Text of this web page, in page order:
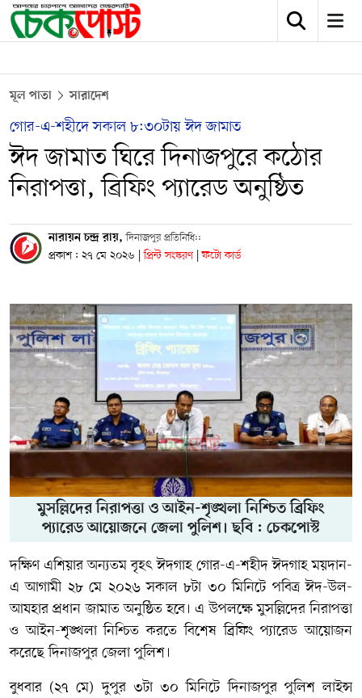
মূল পাতা সারাদেশ
গোর-এ-শহীদে সকাল ৮:৩০টায় ঈদ জামাত
ঈদ জামাত ঘিরে দিনাজপুরে কঠোর
নিরাপত্তা, ব্রিফিং প্যারেড অনুষ্ঠিত
নারায়ন চন্দ্র রায়,দিনাজপুর প্রতিনিধি::
প্রকাশ : ২৭ মে ২০২৬ | প্রিন্ট সংস্করণ | ফটো কার্ড
মুসল্লিদের নিরাপত্তা ও আইন-শৃঙ্খলা নিশ্চিত ব্রিফিং
প্যারেড আয়োজনে জেলা পুলিশ। ছবি : চেকপোস্ট
দক্ষিণ এশিয়ার অন্যতম বৃহৎ ঈদগাহ গোর-এ-শহীদ ঈদগাহ ময়দান-
এ আগামী ২৮ মে ২০২৬ সকাল ৮টা ৩০ মিনিটে পবিত্র ঈদ-উল-
আযহার প্রধান জামাত অনুষ্ঠিত হবে। এ উপলক্ষে মুসল্লিদের নিরাপত্তা
ও আইন-শৃঙ্খলা নিশ্চিত করতে বিশেষ ব্রিফিং প্যারেড আয়োজন
করেছেদিনাজপুর জেলা পুলিশ।
বুধবার (২৭ মে) দুপুর ৩টা ৩০ মিনিটে দিনাজপুর পুলিশ লাইন্স